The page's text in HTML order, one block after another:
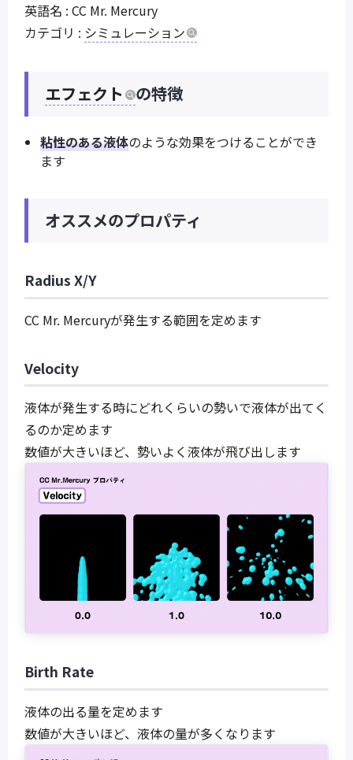
英語名 : CC Mr. Mercury
カテゴリ : シミュレーション
エフェクト の特徴
粘性のある液体のような効果をつけることができ
ます
オススメのプロパティ
Radius X/Y
CC Mr. Mercuryが発生する範囲を定めます
Velocity
液体が発生する時にどれくらいの勢いで液体が出てく
るのか定めます
数値が大きいほど、勢いよく液体が飛び出します
Birth Rate
液体の出る量を定めます
数値が大きいほど、液体の量が多くなります